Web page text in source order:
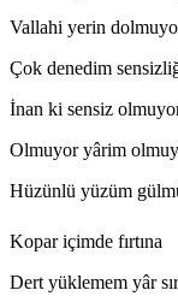
Vallahi yerin
Çok denedim
İnan ki sensiz
Olmuyor yârim
Hüzünlü yüzüm
Kopar içimde fırtına
Dert yüklemem yâr